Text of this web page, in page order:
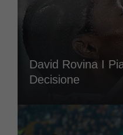
David Rovina I
Decisione